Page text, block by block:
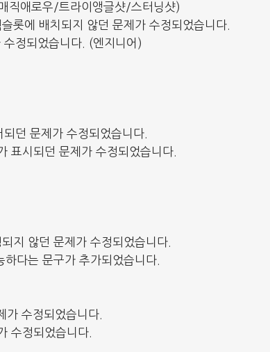
직애로우/트라이앵글샷/스터닝샷)
롯에 배치되지 않던 문제가 수정되었습니다.
정되었습니다. (엔지니어)
던 문제가 수정되었습니다.
표시되던 문제가 수정되었습니다.
지 않던 문제가 수정되었습니다.
다는 문구가 추가되었습니다.
수정되었습니다.
수정되었습니다.